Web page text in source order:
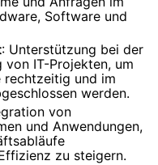
Software und
: Unterstützung bei der
von IT-Projekten, um
rechtzeitig und im
werden.
von
und Anwendungen,
zu steigern.